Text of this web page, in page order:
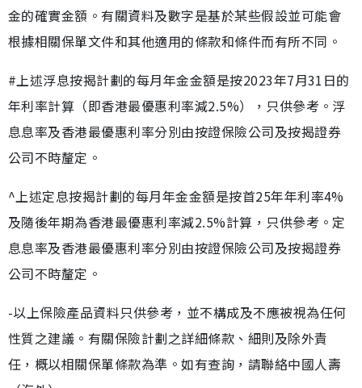
金的確實金額。有關資料及數字是基於某些假設並可能會
根據相關保單文件和其他適用的條款和條件而有所不同。
#上述浮息按揭計劃的每月年金金額是按2023年7月31日的
年利率計算（即香港最優惠利率減2.5%），只供參考。浮
息息率及香港最優惠利率分別由按證保險公司及按揭證券
公司不時釐定。
^上述定息按揭計劃的每月年金金額是按首25年年利率4%
及隨後年期為香港最優惠利率減2.5%計算，只供參考。定
息息率及香港最優惠利率分別由按證保險公司及按揭證券
公司不時釐定。
-以上保險產品資料只供參考，並不構成及不應被視為任何
性質之建議。有關保險計劃之詳細條款、細則及除外責
任，概以相關保單條款為準。如有查詢，請聯絡中國人壽